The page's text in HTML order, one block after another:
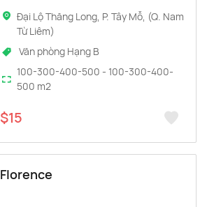
Đại Lộ Thăng Long, P. Tây Mỗ, (Q. Nam
Từ Liêm)
Văn phòng Hạng B
100-300-400-500 - 100-300-400-
500 m2
$15
Florence